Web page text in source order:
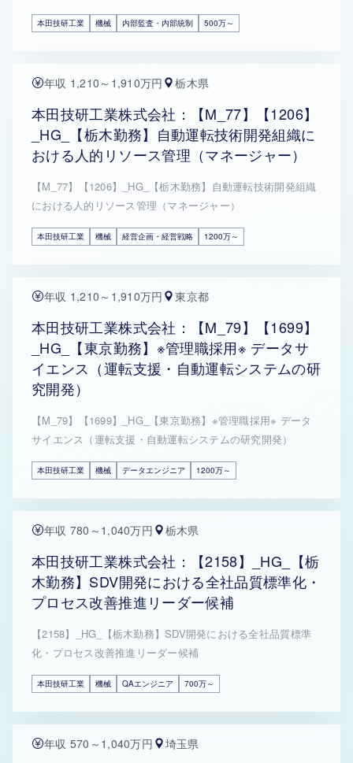
本田技研工業 機械 内部監査・内部統制 500万～
年収 1,210～1,910万円 栃木県
本田技研工業株式会社：【M_77】【1206】
_HG_【栃木勤務】自動運転技術開発組織に
おける人的リソース管理（マネージャー）
【M_77】【1206】_HG_【栃木勤務】自動運転技術開発組織
における人的リソース管理（マネージャー）
本田技研工業 機械 経営企画・経営戦略 1200万～
年収 1,210～1,910万円 東京都
本田技研工業株式会社：【M_79】【1699】
_HG_【東京勤務】※管理職採用※ データサ
イエンス（運転支援・自動運転システムの研
究開発）
【M_79】【1699】_HG_【東京勤務】※管理職採用※ データ
サイエンス（運転支援・自動運転システムの研究開発）
本田技研工業 機械 データエンジニア 1200万～
年収 780～1,040万円 栃木県
本田技研工業株式会社：【2158】_HG_【栃
木勤務】SDV開発における全社品質標準化・
プロセス改善推進リーダー候補
【2158】_HG_【栃木勤務】SDV開発における全社品質標準
化・プロセス改善推進リーダー候補
本田技研工業 機械 QAエンジニア 700万～
年収 570～1,040万円 埼玉県